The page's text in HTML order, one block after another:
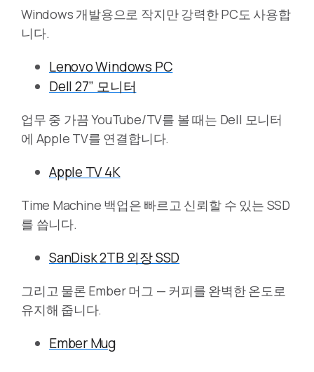
Windows 개발용으로 작지만 강력한 PC도 사용합
니다.
Lenovo Windows PC
Dell 27” 모니터
업무 중 가끔 YouTube/TV를 볼 때는 Dell 모니터
에 Apple TV를 연결합니다.
Apple TV 4K
Time Machine 백업은 빠르고 신뢰할 수 있는 SSD
를 씁니다.
SanDisk 2TB 외장 SSD
그리고 물론 Ember 머그 — 커피를 완벽한 온도로
유지해 줍니다.
Ember Mug